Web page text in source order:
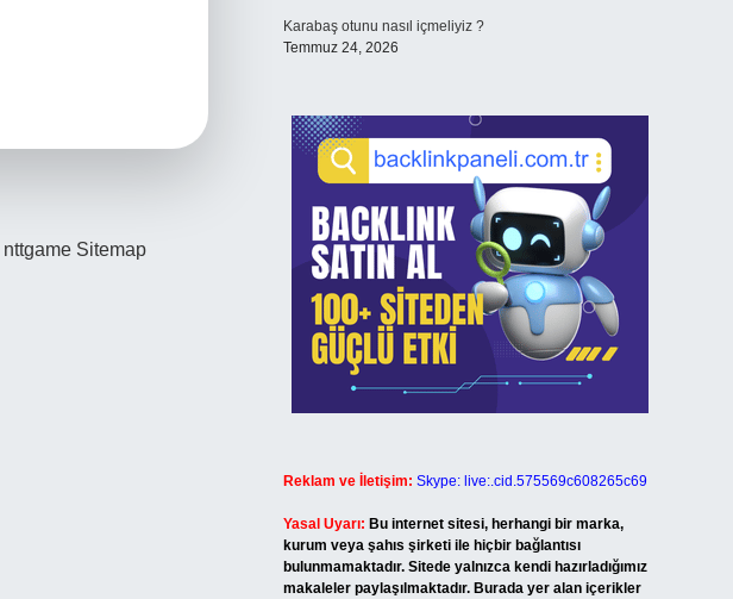
nttgame Sitemap
Karabaş otunu nasıl içmeliyiz ?
Temmuz 24, 2026
Reklam ve İletişim: Skype: live:.cid.575569c608265c69
Yasal Uyarı: Bu internet sitesi, herhangi bir marka,
kurum veya şahıs şirketi ile hiçbir bağlantısı
bulunmamaktadır. Sitede yalnızca kendi hazırladığımız
makaleler paylaşılmaktadır. Burada yer alan içerikler